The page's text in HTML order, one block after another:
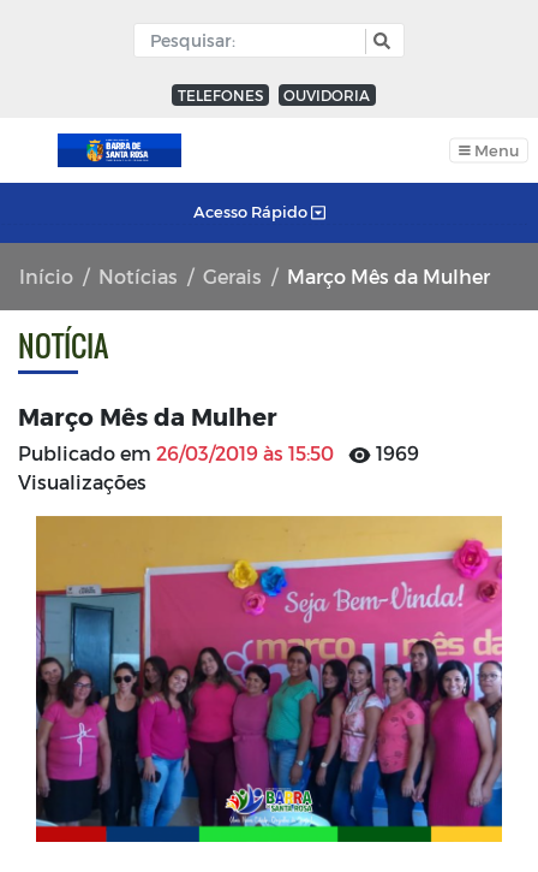
TELEFONES OUVIDORIA
Menu
Acesso Rápido
Início Notícias Gerais Março Mês da Mulher
NOTÍCIA
Março Mês da Mulher
Publicado em 26/03/2019 às 15:50
1969
Visualizações